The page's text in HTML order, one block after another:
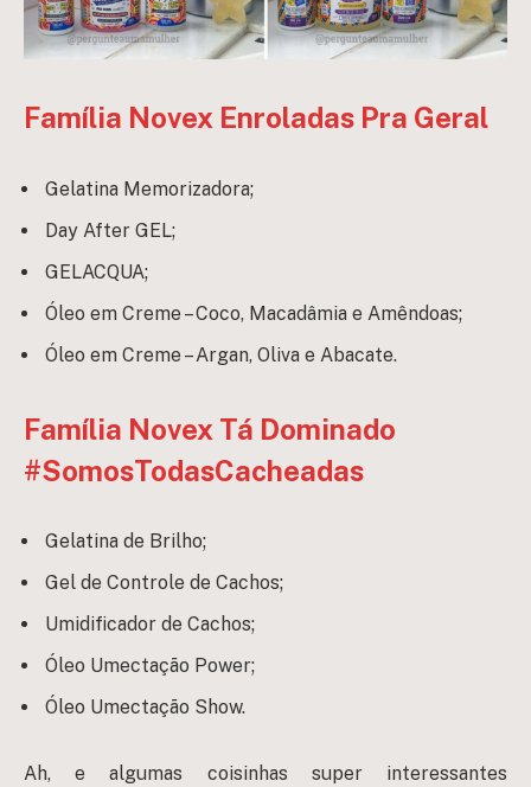
Família Novex Enroladas Pra Geral
Gelatina Memorizadora;
Day After GEL;
GELACQUA;
Óleo em Creme – Coco, Macadâmia e Amêndoas;
Óleo em Creme – Argan, Oliva e Abacate.
Família Novex Tá Dominado
#SomosTodasCacheadas
Gelatina de Brilho;
Gel de Controle de Cachos;
Umidificador de Cachos;
Óleo Umectação Power;
Óleo Umectação Show.
Ah, e algumas coisinhas super interessantes